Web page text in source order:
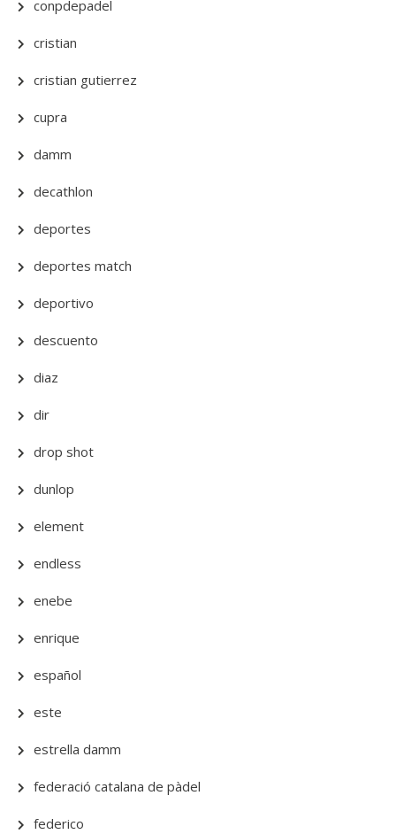
conpdepadel
cristian
cristian gutierrez
cupra
damm
decathlon
deportes
deportes match
deportivo
descuento
diaz
dir
drop shot
dunlop
element
endless
enebe
enrique
español
este
estrella damm
federació catalana de pàdel
federico